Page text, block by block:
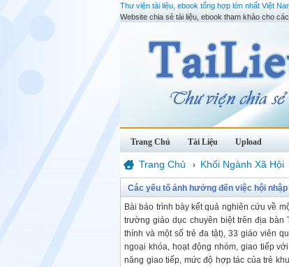
Thư viện tài liệu, ebook tổng hợp lớn nhất Việt
Website chia sẻ tài liệu, ebook tham khảo cho
Trang Chủ Tài Liệu Upload
Trang Chủ › Khối Ngành Xã Hội
Các yếu tố ảnh hưởng đến việc hội
Bài báo trình bày kết quả nghiên cứu về
trường giáo dục chuyên biệt trên địa bàn
thính và một số trẻ đa tật), 33 giáo viên
ngoại khóa, hoạt động nhóm, giao tiếp
năng giao tiếp, mức độ hợp tác của trẻ